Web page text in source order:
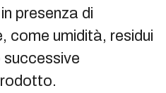
presenza di
come umidità, residui
successive